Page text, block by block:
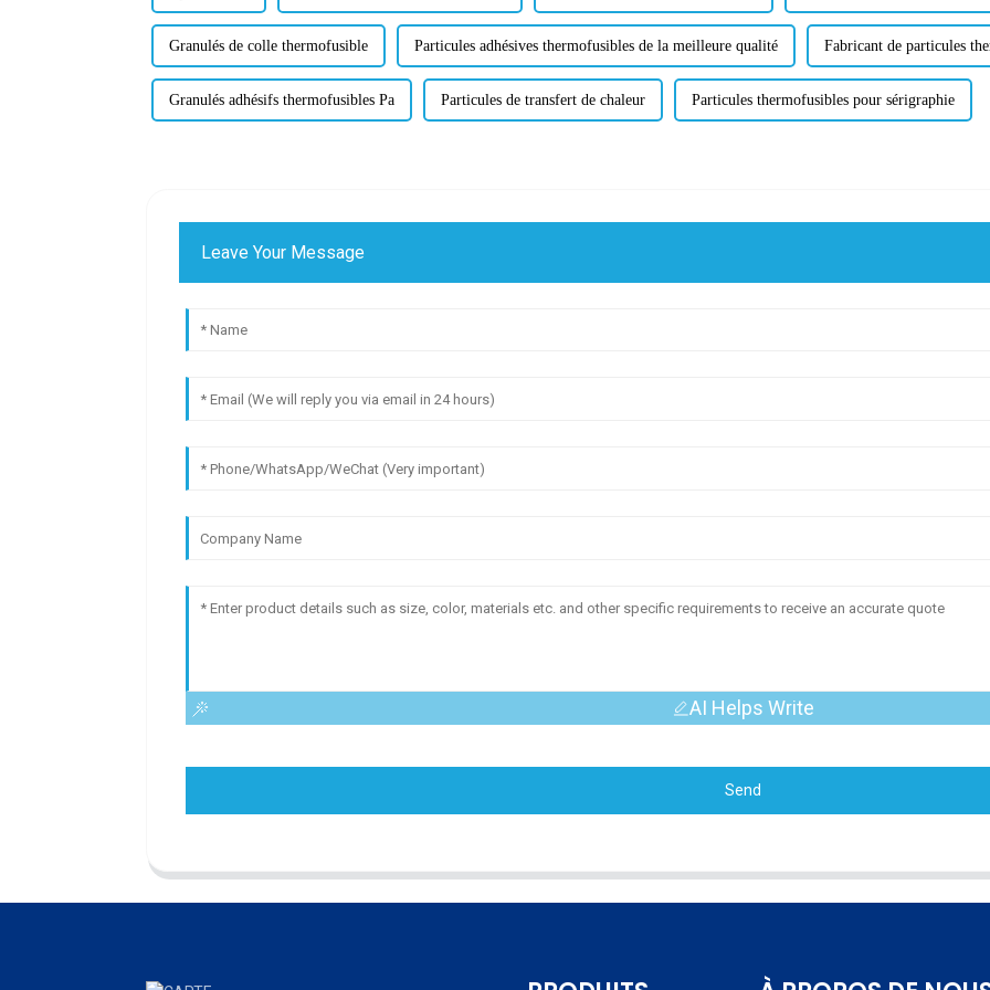
Granulés de colle thermofusible Particules adhésives thermofusibles de la meilleure qualité Fabricant de particules
Granulés adhésifs thermofusibles Pa Particules de transfert de chaleur Particules thermofusibles pour sérigraphie
Leave Your Message
AI Helps Write
Send